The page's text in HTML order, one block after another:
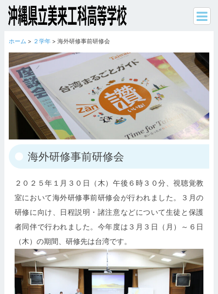
ホーム > ２学年> 海外研修事前研修会
海外研修事前研修会
２０２５年１月３０日（木）午後６時３０分、視聴覚教
室において海外研修事前研修会が行われました。３月の
研修に向け、日程説明・諸注意などについて生徒と保護
者同伴で行われました。今年度は３月３日（月）～６日
（木）の期間、研修先は台湾です。